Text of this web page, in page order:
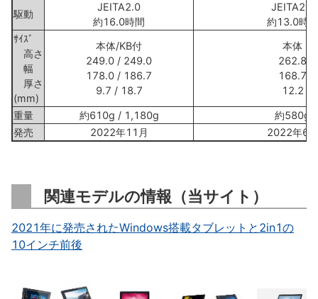
駆動
JEITA2.0
約16.0時間
JEITA2.0
約13.0時間
ｻｲｽﾞ
高さ
幅
厚さ
(mm)
本体/KB付
249.0 / 249.0
178.0 / 186.7
9.7 / 18.7
本体
262.8
168.7
12.2
重量 約610g / 1,180g
約580g
発売
2022年11月 2022年6月
関連モデルの情報（当サイト）
2021年に発売されたWindows搭載タブレットと2in1の
10インチ前後